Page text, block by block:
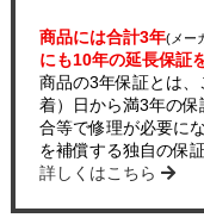
商品には合計3年(メー
にも10年の延長保証
商品の3年保証とは
着）日から満3年の
合等で修理が必要に
を補償する独自の保
詳しくはこちら